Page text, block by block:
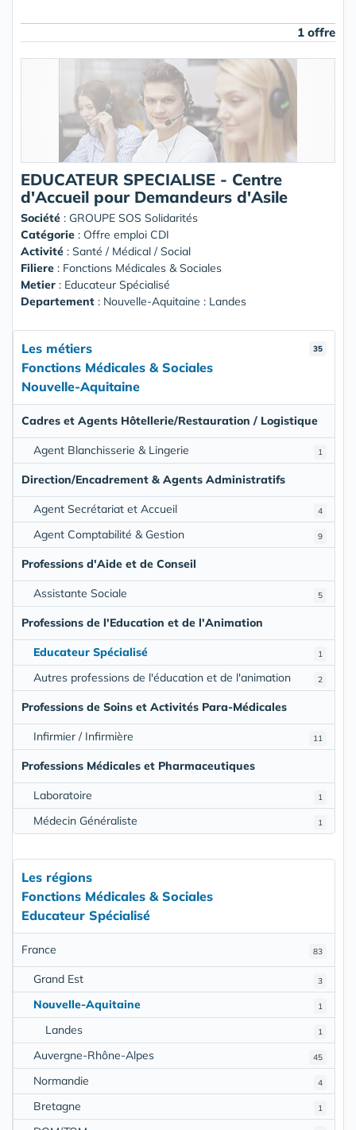
1 offre
EDUCATEUR SPECIALISE - Centre
d'Accueil pour Demandeurs d'Asile
Société : GROUPE SOS Solidarités
Catégorie : Offre emploi CDI
Activité : Santé / Médical / Social
Filiere : Fonctions Médicales & Sociales
Metier : Educateur Spécialisé
Departement : Nouvelle-Aquitaine : Landes
35
Les métiers
Fonctions Médicales & Sociales
Nouvelle-Aquitaine
Cadres et Agents Hôtellerie/Restauration / Logistique
1
Agent Blanchisserie & Lingerie
Direction/Encadrement & Agents Administratifs
4
Agent Secrétariat et Accueil
9
Agent Comptabilité & Gestion
Professions d'Aide et de Conseil
5
Assistante Sociale
Professions de l'Education et de l'Animation
1
Educateur Spécialisé
2
Autres professions de l'éducation et de l'animation
Professions de Soins et Activités Para-Médicales
11
Infirmier / Infirmière
Professions Médicales et Pharmaceutiques
1
Laboratoire
1
Médecin Généraliste
Les régions
Fonctions Médicales & Sociales
Educateur Spécialisé
83
France
3
Grand Est
1
Nouvelle-Aquitaine
1
Landes
45
Auvergne-Rhône-Alpes
4
Normandie
1
Bretagne